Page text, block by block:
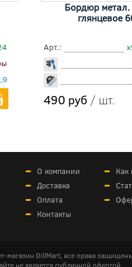
Бордюр метал.
глянцевое
Арт.:
490 руб / шт.
О компании
Как
Доставка
Оплата
Контакты
магазин DillMart, все права
не является публичной офертой